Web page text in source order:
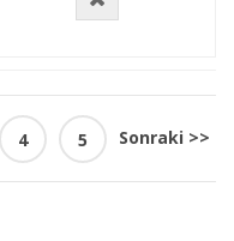
4 5 Sonraki >>